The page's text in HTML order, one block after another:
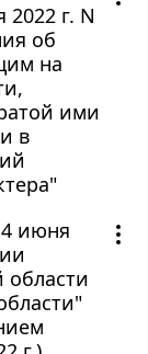
г. N
об
на
ими
в
июня